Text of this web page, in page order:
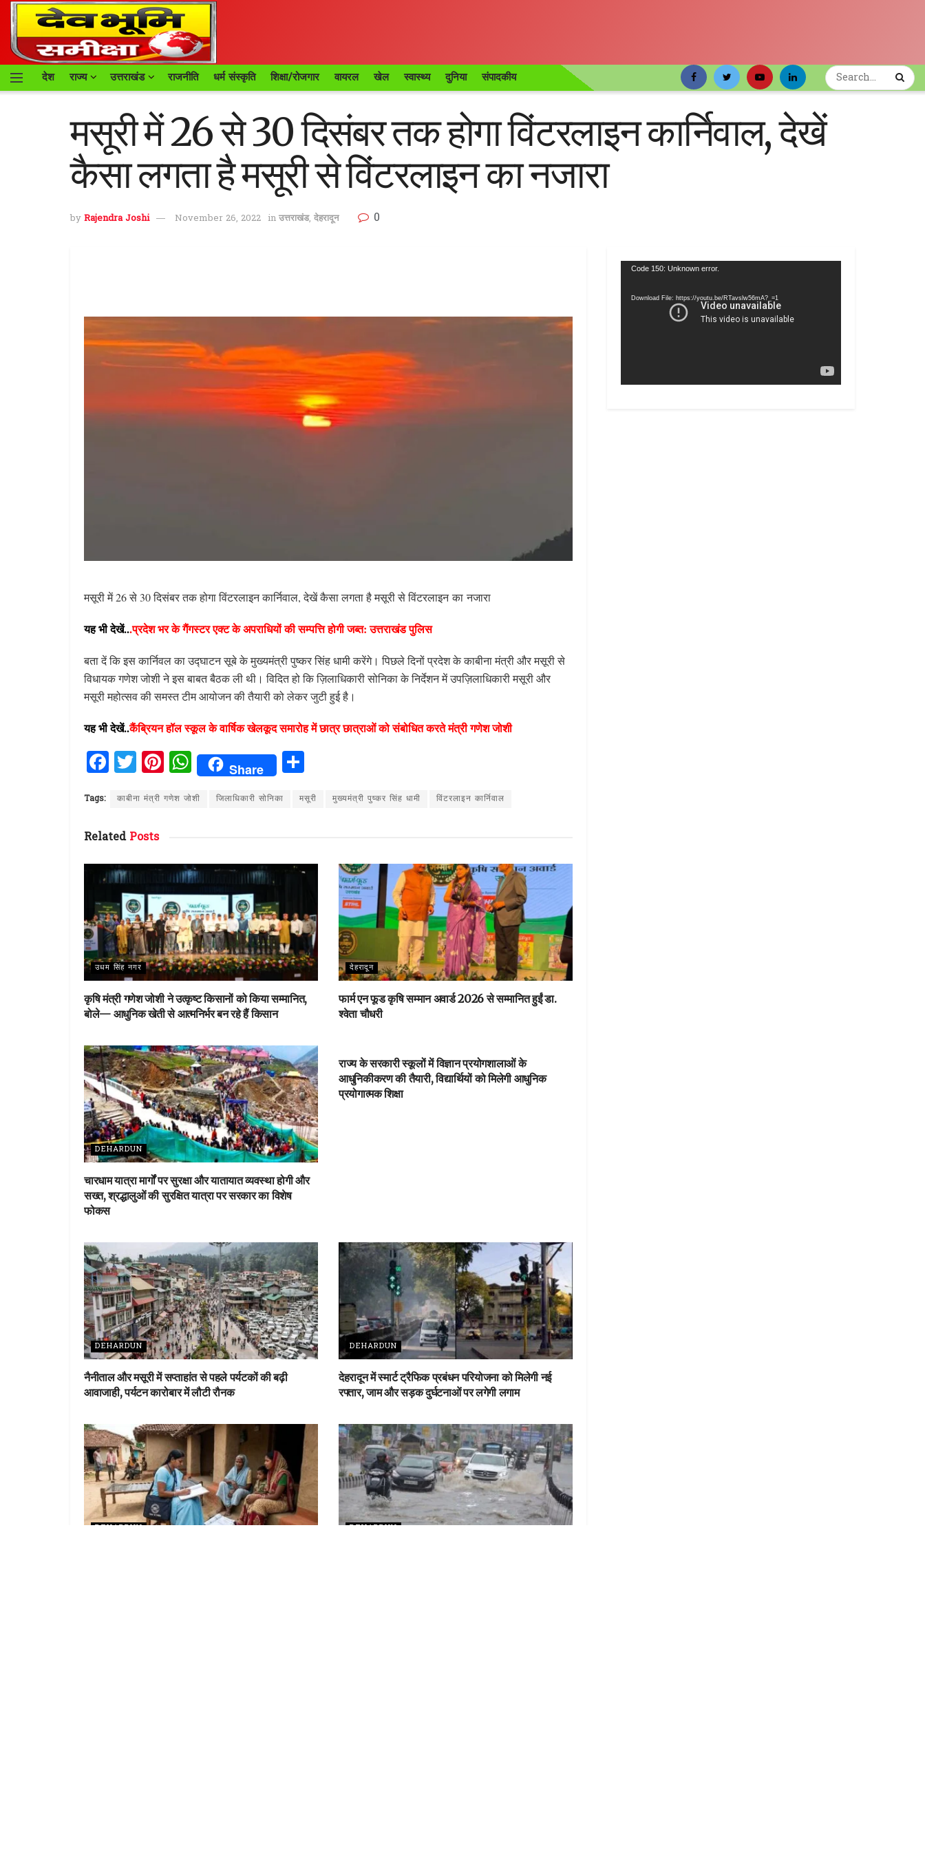
देश राज्य उत्तराखंड राजनीति धर्म संस्कृति शिक्षा/रोजगार वायरल खेल स्वास्थ्य दुनिया संपादकीय
मसूरी में 26 से 30 दिसंबर तक होगा विंटरलाइन कार्निवाल, देखें
कैसा लगता है मसूरी से विंटरलाइन का नजारा
by Rajendra Joshi November 26, 2022 in उत्तराखंड, देहरादून 0
मसूरी में 26 से 30 दिसंबर तक होगा विंटरलाइन कार्निवाल, देखें कैसा लगता है मसूरी से विंटरलाइन का नजारा
यह भी देखें...प्रदेश भर के गैंगस्टर एक्ट के अपराधियों की सम्पत्ति होगी जब्त: उत्तराखंड पुलिस
बता दें कि इस कार्निवल का उद्घाटन सूबे के मुख्यमंत्री पुष्कर सिंह धामी करेंगे। पिछले दिनों प्रदेश के काबीना मंत्री और मसूरी से
विधायक गणेश जोशी ने इस बाबत बैठक ली थी। विदित हो कि ज़िलाधिकारी सोनिका के निर्देशन में उपज़िलाधिकारी मसूरी और
मसूरी महोत्सव की समस्त टीम आयोजन की तैयारी को लेकर जुटी हुई है।
यह भी देखें..कैंब्रियन हॉल स्कूल के वार्षिक खेलकूद समारोह में छात्र छात्राओं को संबोधित करते मंत्री गणेश जोशी
F
a
ce
b
o
o
k
T
w
it
te
r
Pi
n
te
W
h
at
p
p
Share
ar
Tags: काबीना मंत्री गणेश जोशी जिलाधिकारी सोनिका मसूरी मुख्यमंत्री पुष्कर सिंह धामी विंटरलाइन कार्निवाल
RelatedPosts
उधम सिंह नगर
कृषि मंत्री गणेश जोशी ने उत्कृष्ट किसानों को किया सम्मानित,
बोले— आधुनिक खेती से आत्मनिर्भर बन रहे हैं किसान
देहरादून
फार्म एन फूड कृषि सम्मान अवार्ड 2026 से सम्मानित हुईं डा.
श्वेता चौधरी
DEHARDUN
चारधाम यात्रा मार्गों पर सुरक्षा और यातायात व्यवस्था होगी और
सख्त, श्रद्धालुओं की सुरक्षित यात्रा पर सरकार का विशेष
फोकस
राज्य के सरकारी स्कूलों में विज्ञान प्रयोगशालाओं के
आधुनिकीकरण की तैयारी, विद्यार्थियों को मिलेगी आधुनिक
प्रयोगात्मक शिक्षा
DEHARDUN
नैनीताल और मसूरी में सप्ताहांत से पहले पर्यटकों की बढ़ी
आवाजाही, पर्यटन कारोबार में लौटी रौनक
DEHARDUN
देहरादून में स्मार्ट ट्रैफिक प्रबंधन परियोजना को मिलेगी नई
रफ्तार, जाम और सड़क दुर्घटनाओं पर लगेगी लगाम
DEHARDUN DEHARDUN
Video
Code 150: Unknown error.
Download File: https://youtu.be/RTavslw56mA?_=1